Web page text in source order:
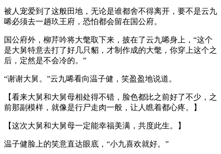
被人宠爱到了这般田地，无论是谁都舍不得离开，要不是云九
唏必须去一趟玖王府，恐怕都会留在国公府。
国公府外，柳芹吟将大氅取下来，披在了云九唏身上，“这个
是大舅特意去打了好几只貂，才制作成的大氅，你穿上这个之
后，定然是不会冷的。”
“谢谢大舅。”云九唏看向温子健，笑盈盈地说道。
【看来大舅和大舅母相处得不错，脸色都比之前好了不少，之
前那副模样，就像是行尸走肉一般，让人瞧着都心疼。】
【这次大舅和大舅母一定能幸福美满，共度此生。】
温子健脸上的笑意直达眼底，“小九喜欢就好。”